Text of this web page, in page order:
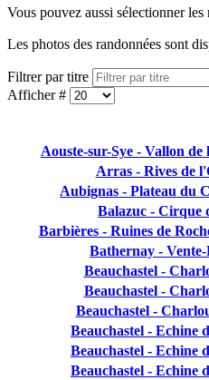
Vous pouvez aussi sélectionner
Les photos des randonnées sont
Filtrer par titre
Afficher #
Aouste-sur-Sye - Vallon
Arras - Rives de
Aubignas - Plateau du
Balazuc - Cirque
Barbières - Ruines de
Bathernay -
Beauchastel -
Beauchastel -
Beauchastel -
Beauchastel - Echine
Beauchastel - Echine
Beauchastel - Echine